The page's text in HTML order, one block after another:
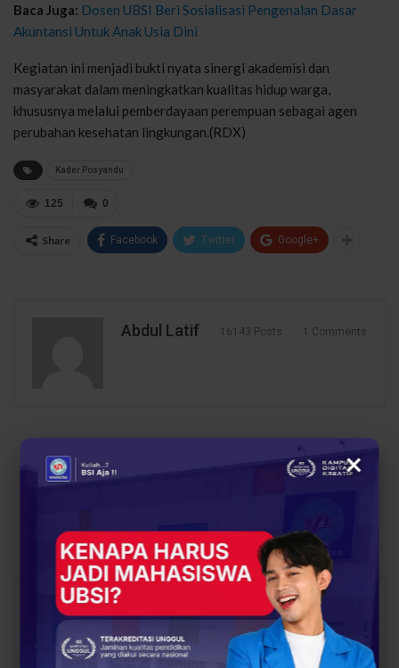
Baca Juga: Dosen UBSI Beri Sosialisasi Pengenalan Dasar
Akuntansi Untuk Anak Usia Dini
Kegiatan ini menjadi bukti nyata sinergi akademisi dan
masyarakat dalam meningkatkan kualitas hidup warga,
khususnya melalui pemberdayaan perempuan sebagai agen
perubahan kesehatan lingkungan.(RDX)
Kader Posyandu
0
125
Share Facebook Twitter Google+
Abdul Latif 16143 Posts 1 Comments
Tiga Mahasiswa UBSI
Tempuh Studi di
NEXT POST
Dosen UBSI Berikan
You Might Also Like
BERITA BERITA
×